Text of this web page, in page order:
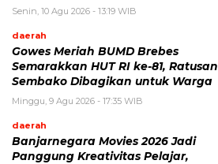
Senin, 10 Agu 2026 - 13:19 WIB
daerah
Gowes Meriah BUMD Brebes
Semarakkan HUT RI ke-81, Ratusan
Sembako Dibagikan untuk Warga
Minggu, 9 Agu 2026 - 17:35 WIB
daerah
Banjarnegara Movies 2026 Jadi
Panggung Kreativitas Pelajar,